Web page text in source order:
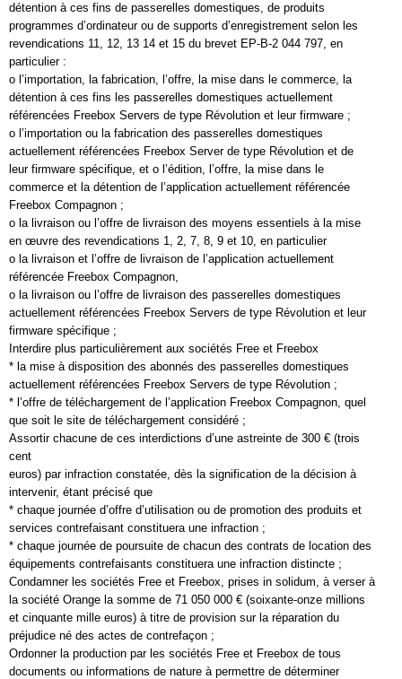
détention à ces fins de passerelles domestiques, de produits
programmes d’ordinateur ou de supports d’enregistrement selon les
revendications 11, 12, 13 14 et 15 du brevet EP-B-2 044 797, en
particulier :
o l’importation, la fabrication, l’offre, la mise dans le commerce, la
détention à ces fins les passerelles domestiques actuellement
référencées Freebox Servers de type Révolution et leur firmware ;
o l’importation ou la fabrication des passerelles domestiques
actuellement référencées Freebox Server de type Révolution et de
leur firmware spécifique, et o l’édition, l’offre, la mise dans le
commerce et la détention de l’application actuellement référencée
Freebox Compagnon ;
o la livraison ou l’offre de livraison des moyens essentiels à la mise
en œuvre des revendications 1, 2, 7, 8, 9 et 10, en particulier
o la livraison et l’offre de livraison de l’application actuellement
référencée Freebox Compagnon,
o la livraison ou l’offre de livraison des passerelles domestiques
actuellement référencées Freebox Servers de type Révolution et leur
firmware spécifique ;
Interdire plus particulièrement aux sociétés Free et Freebox
* la mise à disposition des abonnés des passerelles domestiques
actuellement référencées Freebox Servers de type Révolution ;
* l’offre de téléchargement de l’application Freebox Compagnon, quel
que soit le site de téléchargement considéré ;
Assortir chacune de ces interdictions d’une astreinte de 300 € (trois
cent
euros) par infraction constatée, dès la signification de la décision à
intervenir, étant précisé que
* chaque journée d’offre d’utilisation ou de promotion des produits et
services contrefaisant constituera une infraction ;
* chaque journée de poursuite de chacun des contrats de location des
équipements contrefaisants constituera une infraction distincte ;
Condamner les sociétés Free et Freebox, prises in solidum, à verser à
la société Orange la somme de 71 050 000 € (soixante-onze millions
et cinquante mille euros) à titre de provision sur la réparation du
préjudice né des actes de contrefaçon ;
Ordonner la production par les sociétés Free et Freebox de tous
documents ou informations de nature à permettre de déterminer